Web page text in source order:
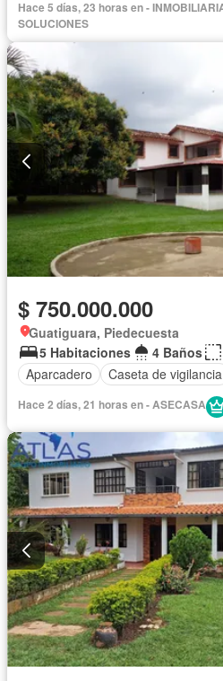
Hace 5 días, 23 horas en - INMOBILIARIA ESPACIOS Y
SOLUCIONES
$ 750.000.000
Guatiguara, Piedecuesta
5 Habitaciones
4 Baños
Aparcadero
Caseta de vigilancia
Hace 2 días, 21 horas en - ASECASA